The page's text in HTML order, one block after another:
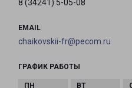
8 (34241) 5-05-08
EMAIL
chaikovskii-fr@pecom.ru
ГРАФИК РАБОТЫ